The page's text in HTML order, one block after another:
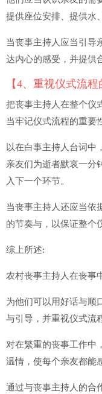
提供座位安排、提供水
当丧事主持人应当引导
达内心的感受，并提供
【4、重视仪式流程
把丧事主持人在整个仪
当牢记仪式流程的重要
以在白事主持人台词中
亲友们为逝者默哀一分
入下一个环节。
当丧事主持人还应当依
的节奏与，以保证整个
综上所述:
农村丧事主持人在丧事
为他们可以用好话与顺
与引导，并重视仪式流
对在繁重的丧事工作中
温情，使每个亲友都能
通过与丧事主持人的合